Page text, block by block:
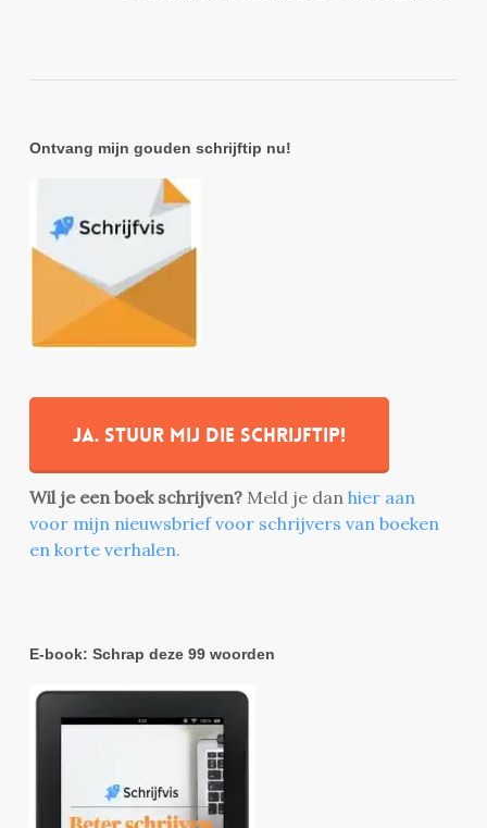
Ontvang mijn gouden schrijftip nu!
Ja. stuur mij die schrijftip!
Wil je een boek schrijven? Meld je dan hier aan
voor mijn nieuwsbrief voor schrijvers van boeken
en korte verhalen.
E-book: Schrap deze 99 woorden